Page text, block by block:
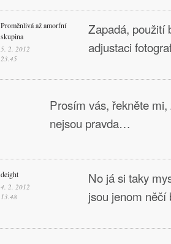
Proměnlivá až amorfní
skupina
5. 2. 2012
23.45
Zapadá, použití
adjustaci
Prosím vás, řekněte
nejsou pravda…
deight
4. 2. 2012
13.48
No já si taky
jsou jenom